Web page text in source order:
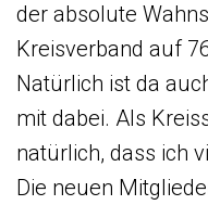
der absolute
Kreisverband auf
Natürlich ist da
mit dabei. Als
natürlich, dass ich
Die neuen